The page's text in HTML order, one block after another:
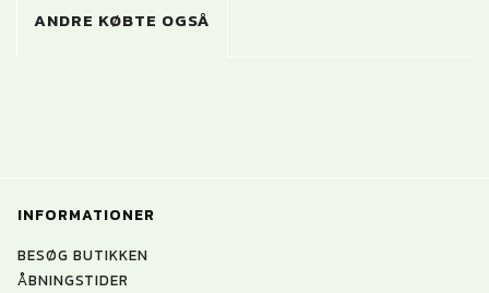
ANDRE KØBTE OGSÅ
INFORMATIONER
BESØG BUTIKKEN
ÅBNINGSTIDER